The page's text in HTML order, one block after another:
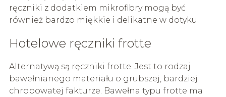
ręczniki z dodatkiem mikrofibry mogą być
również bardzo miękkie i delikatne w dotyku.
Hotelowe ręczniki frotte
Alternatywą są ręczniki frotte. Jest to rodzaj
bawełnianego materiału o grubszej, bardziej
chropowatej fakturze. Bawełna typu frotte ma